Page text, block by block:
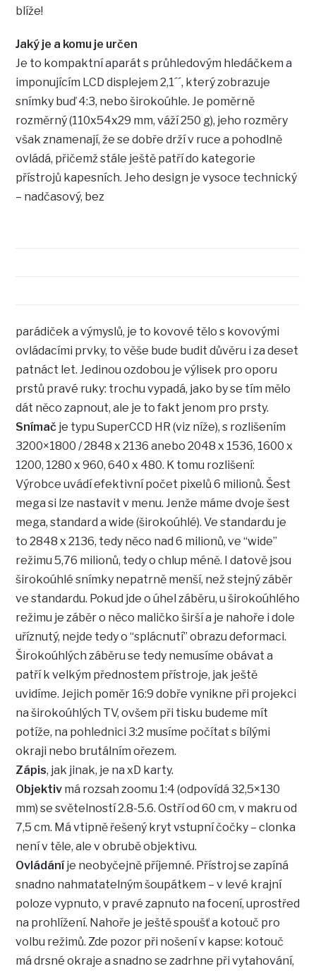
blíže!
Jaký je a komu je určen
Je to kompaktní aparát s průhledovým hledáčkem a
imponujícím LCD displejem 2,1´´, který zobrazuje
snímky buď 4:3, nebo širokoúhle. Je poměrně
rozměrný (110x54x29 mm, váží 250 g), jeho rozměry
však znamenají, že se dobře drží v ruce a pohodlně
ovládá, přičemž stále ještě patří do kategorie
přístrojů kapesních. Jeho design je vysoce technický
– nadčasový, bez
parádiček a výmyslů, je to kovové tělo s kovovými
ovládacími prvky, to věše bude budit důvěru i za deset
patnáct let. Jedinou ozdobou je výlisek pro oporu
prstů pravé ruky: trochu vypadá, jako by se tím mělo
dát něco zapnout, ale je to fakt jenom pro prsty.
Snímač je typu SuperCCD HR (viz níže), s rozlišením
3200×1800 / 2848 x 2136 anebo 2048 x 1536, 1600 x
1200, 1280 x 960, 640 x 480. K tomu rozlišení:
Výrobce uvádí efektivní počet pixelů 6 milionů. Šest
mega si lze nastavit v menu. Jenže máme dvoje šest
mega, standard a wide (širokoúhlé). Ve standardu je
to 2848 x 2136, tedy něco nad 6 milionů, ve “wide”
režimu 5,76 milionů, tedy o chlup méně. I datově jsou
širokoúhlé snímky nepatrně menší, než stejný záběr
ve standardu. Pokud jde o úhel záběru, u širokoúhlého
režimu je záběr o něco maličko širší a je nahoře i dole
uříznutý, nejde tedy o “splácnutí” obrazu deformaci.
Širokoúhlých záběru se tedy nemusíme obávat a
patří k velkým přednostem přístroje, jak ještě
uvidíme. Jejich poměr 16:9 dobře vynikne při projekci
na širokoúhlých TV, ovšem při tisku budeme mít
potíže, na pohlednici 3:2 musíme počítat s bílými
okraji nebo brutálním ořezem.
Zápis, jak jinak, je na xD karty.
Objektiv má rozsah zoomu 1:4 (odpovídá 32,5×130
mm) se světelností 2.8-5.6. Ostří od 60 cm, v makru od
7,5 cm. Má vtipně řešený kryt vstupní čočky – clonka
není v těle, ale v obrubě objektivu.
Ovládáníje neobyčejně příjemné. Přístroj se zapíná
snadno nahmatatelným šoupátkem – v levé krajní
poloze vypnuto, v pravé zapnuto na focení, uprostřed
na prohlížení. Nahoře je ještě spoušť a kotouč pro
volbu režimů. Zde pozor při nošení v kapse: kotouč
má drsné okraje a snadno se zadrhne při vytahování,